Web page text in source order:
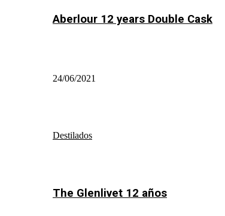
Aberlour 12 years Double Cask
24/06/2021
Destilados
The Glenlivet 12 años